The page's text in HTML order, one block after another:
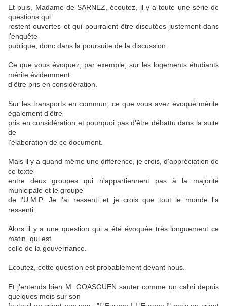
Et puis, Madame de SARNEZ, écoutez, il y a toute une série de
questions qui
restent ouvertes et qui pourraient être discutées justement dans
l'enquête
publique, donc dans la poursuite de la discussion.
Ce que vous évoquez, par exemple, sur les logements étudiants
mérite évidemment
d'être pris en considération.
Sur les transports en commun, ce que vous avez évoqué mérite
également d'être
pris en considération et pourquoi pas d'être débattu dans la suite
de
l'élaboration de ce document.
Mais il y a quand même une différence, je crois, d'appréciation de
ce texte
entre deux groupes qui n'appartiennent pas à la majorité
municipale et le groupe
de l’U.M.P. Je l'ai ressenti et je crois que tout le monde l'a
ressenti.
Alors il y a une question qui a été évoquée très longuement ce
matin, qui est
celle de la gouvernance.
Ecoutez, cette question est probablement devant nous.
Et j'entends bien M. GOASGUEN sauter comme un cabri depuis
quelques mois sur son